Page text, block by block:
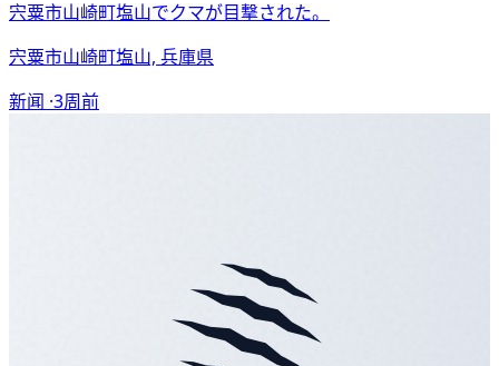
宍粟市山崎町塩山でクマが目撃された。
宍粟市山崎町塩山, 兵庫県
新闻 ·3周前